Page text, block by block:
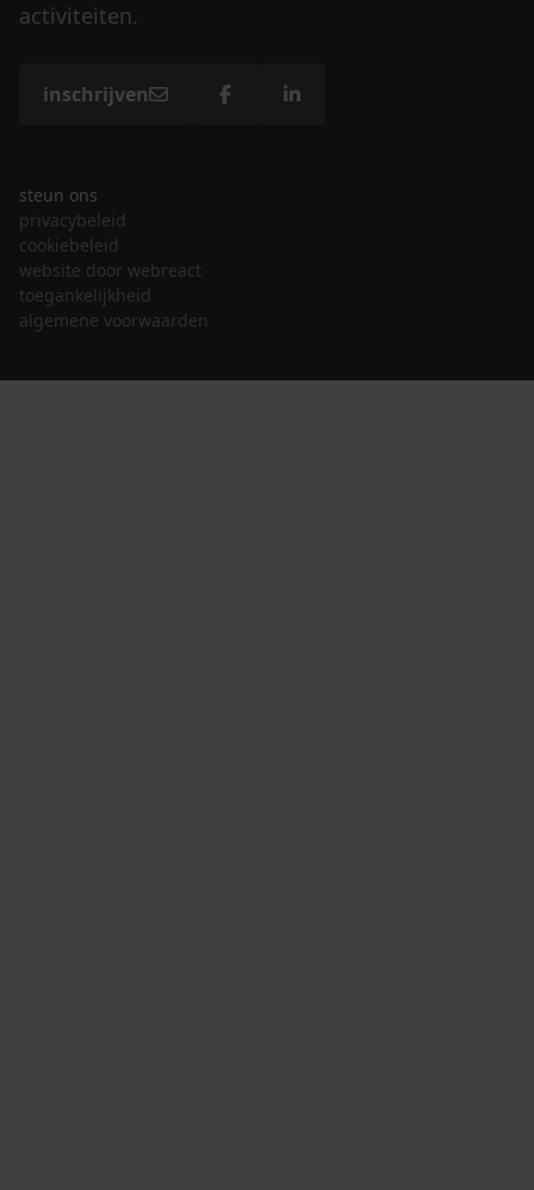
activiteiten.
inschrijven
steun ons
privacybeleid
cookiebeleid
website door webreact
toegankelijkheid
algemene voorwaarden